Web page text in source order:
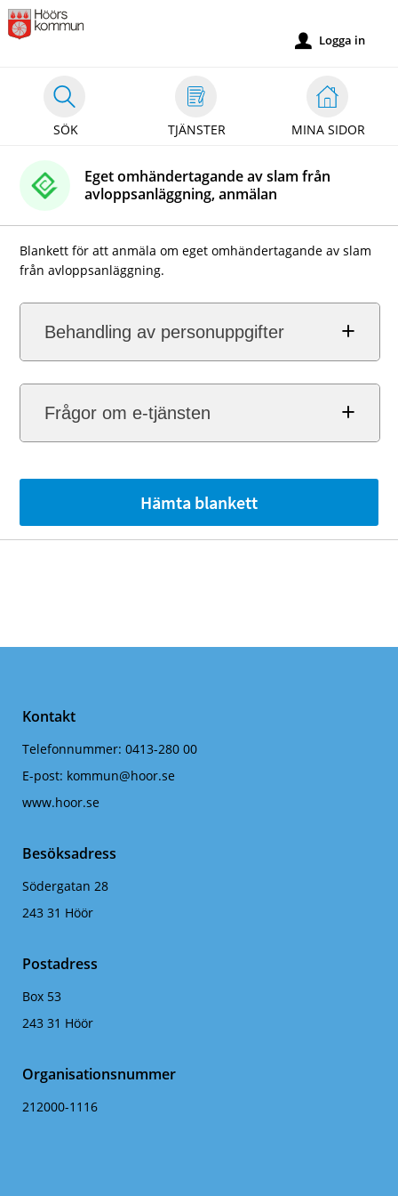
Välkommen
till
kommun
SÖK TJÄNSTER MINA SIDOR
u Logga in
Eget omhändertagande av slam från
avloppsanläggning, anmälan
Blankett för att anmäla om eget omhändertagande av slam
från avloppsanläggning.
Behandling av personuppgifter
Frågor om e-tjänsten
Hämta blankett
Kontakt
Telefonnummer: 0413-280 00
E-post: kommun@hoor.se
www.hoor.se
Besöksadress
Södergatan 28
243 31 Höör
Postadress
Box 53
243 31 Höör
Organisationsnummer
212000-1116